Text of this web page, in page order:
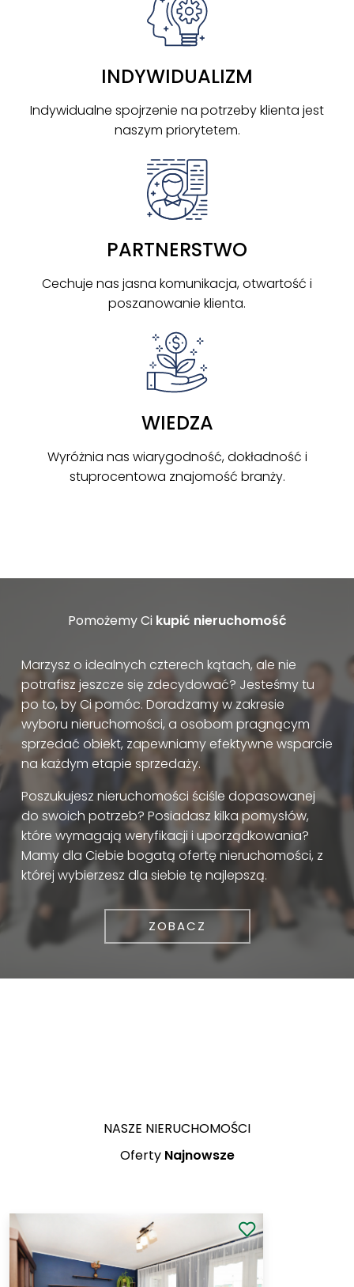
INDYWIDUALIZM
Indywidualne spojrzenie na potrzeby klienta jest
naszym priorytetem.
PARTNERSTWO
Cechuje nas jasna komunikacja, otwartość i
poszanowanie klienta.
WIEDZA
Wyróżnia nas wiarygodność, dokładność i
stuprocentowa znajomość branży.
Pomożemy Ci kupić nieruchomość
Marzysz o idealnych czterech kątach, ale nie
potrafisz jeszcze się zdecydować? Jesteśmy tu
po to, by Ci pomóc. Doradzamy w zakresie
wyboru nieruchomości, a osobom pragnącym
sprzedać obiekt, zapewniamy efektywne wsparcie
na każdym etapie sprzedaży.
Poszukujesz nieruchomości ściśle dopasowanej
do swoich potrzeb? Posiadasz kilka pomysłów,
które wymagają weryfikacji i uporządkowania?
Mamy dla Ciebie bogatą ofertę nieruchomości, z
której wybierzesz dla siebie tę najlepszą.
ZOBACZ
NASZE NIERUCHOMOŚCI
Oferty Najnowsze